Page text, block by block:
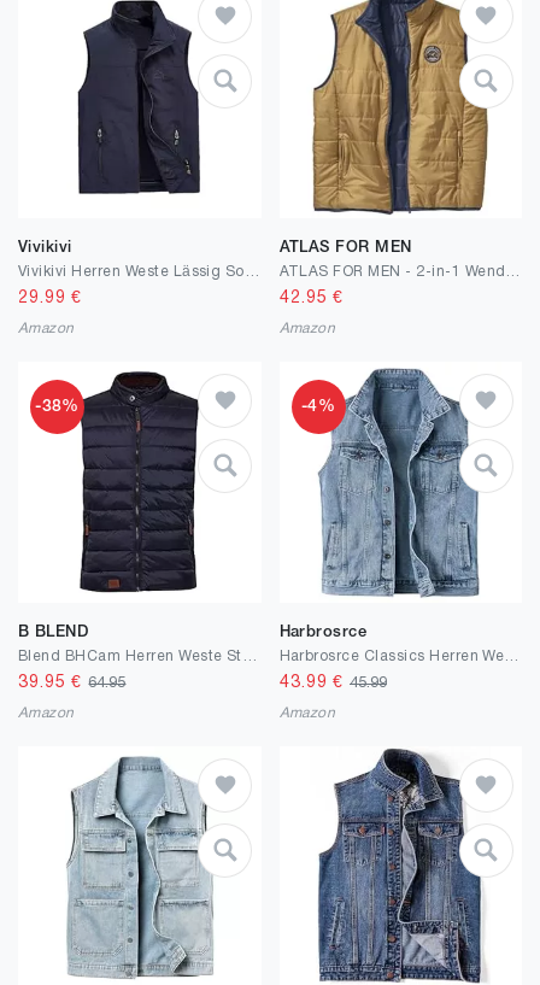
Vivikivi
29.99 €
Amazon
ATLAS FOR MEN
42.95 €
Amazon
-38%
B BLEND
39.95 €64.95
Amazon
-4%
Harbrosrce
43.99 € 45.99
Amazon